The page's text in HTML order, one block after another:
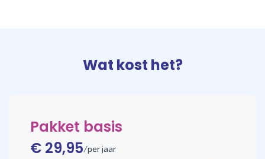
Wat kost het?
Pakket basis
€ 29,95/per jaar